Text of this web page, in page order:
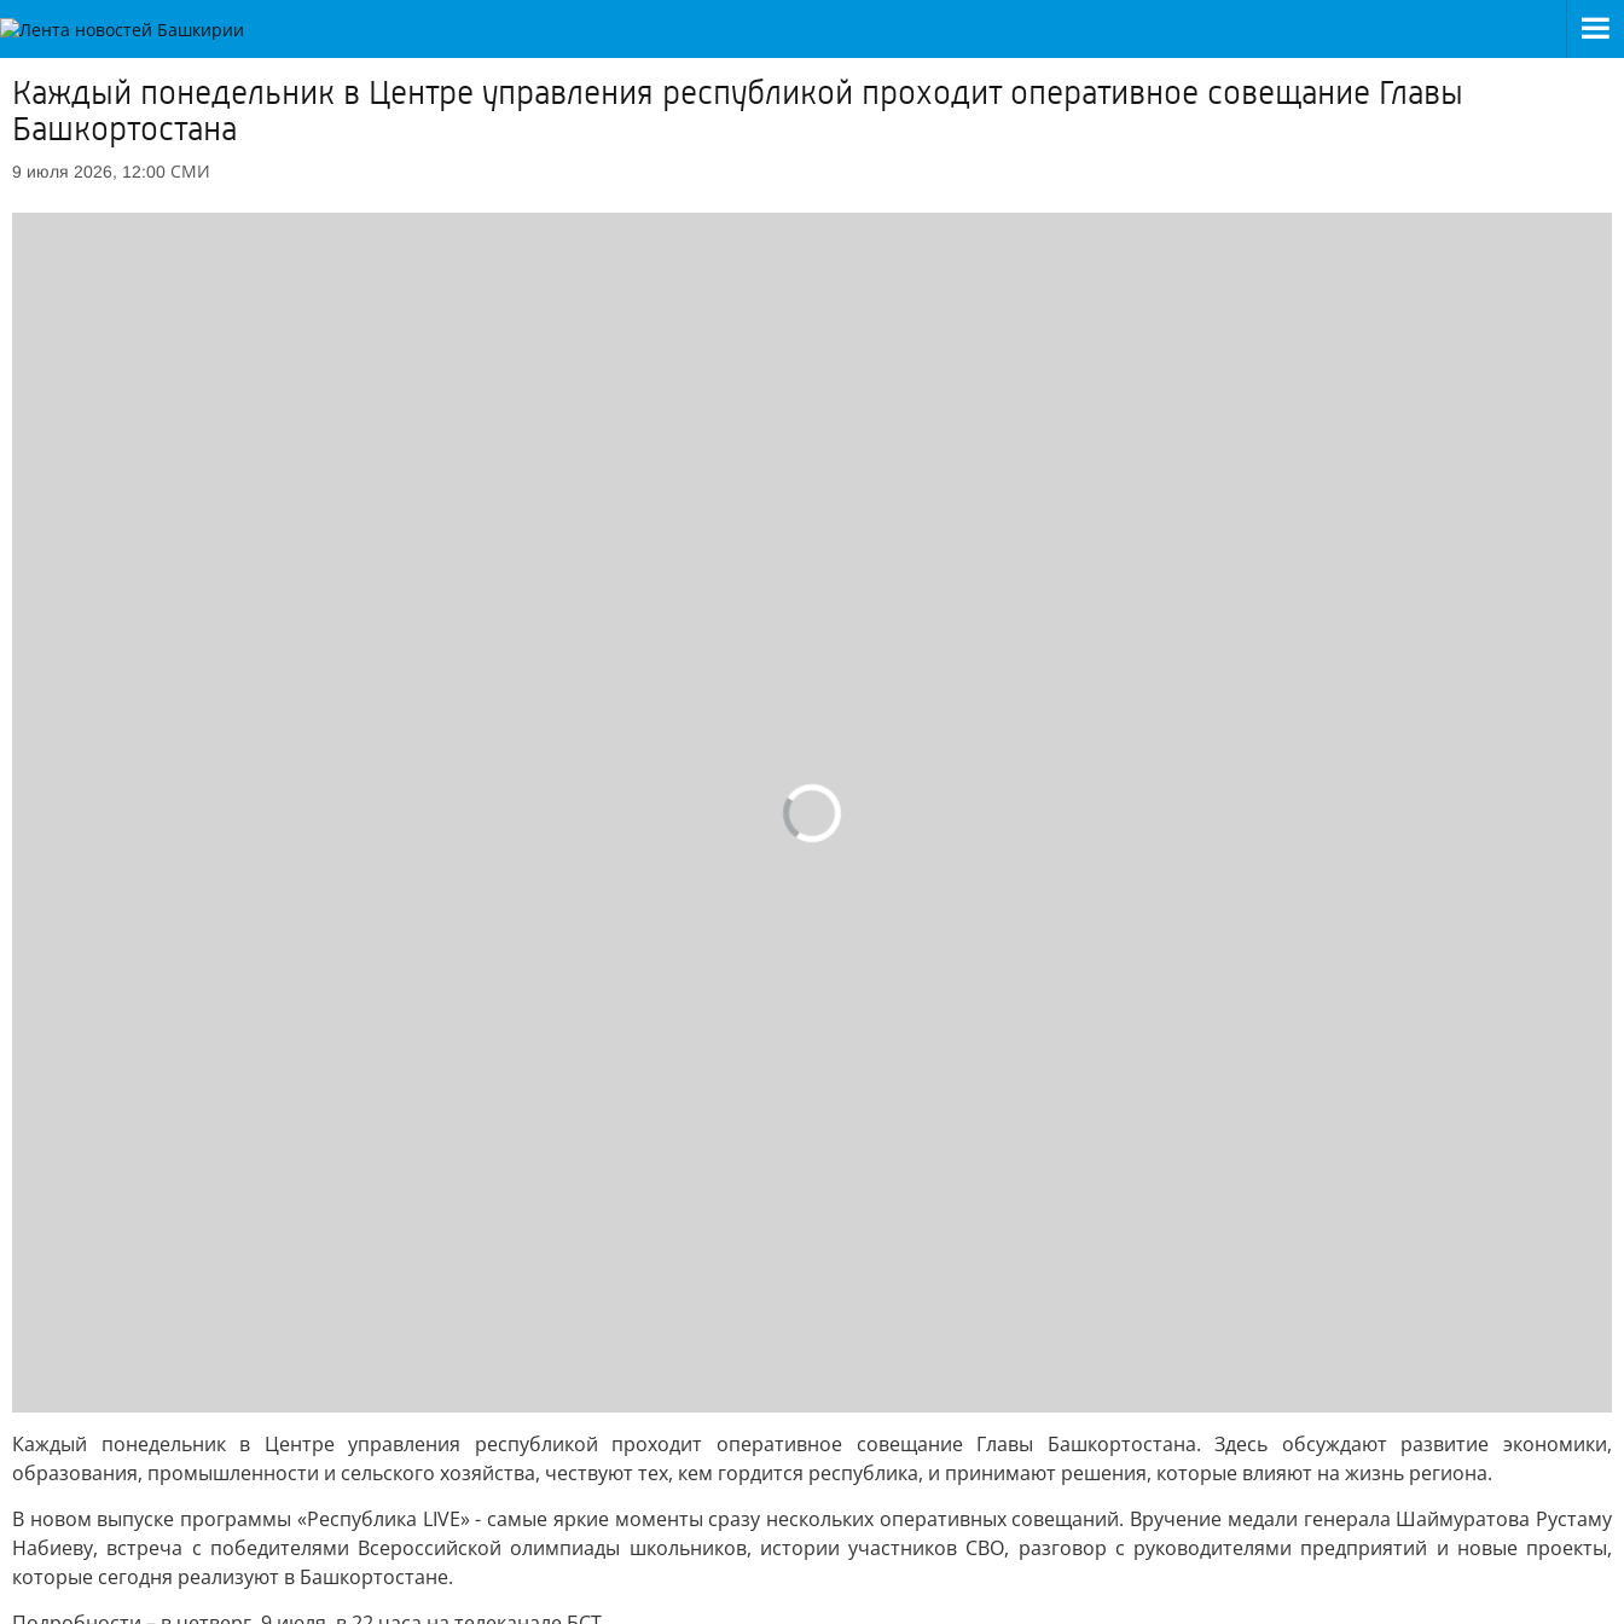
Каждый понедельник в Центре управления республикой проходит оперативное совещание Главы
Башкортостана
9 июля 2026, 12:00 СМИ
Каждый понедельник в Центре управления республикой проходит оперативное совещание Главы Башкортостана. Здесь обсуждают развитие экономики,
образования, промышленности и сельского хозяйства, чествуют тех, кем гордится республика, и принимают решения, которые влияют на жизнь региона.
В новом выпуске программы «Республика LIVE» - самые яркие моменты сразу нескольких оперативных совещаний. Вручение медали генерала Шаймуратова Рустаму
Набиеву, встреча с победителями Всероссийской олимпиады школьников, истории участников СВО, разговор с руководителями предприятий и новые проекты,
которые сегодня реализуют в Башкортостане.